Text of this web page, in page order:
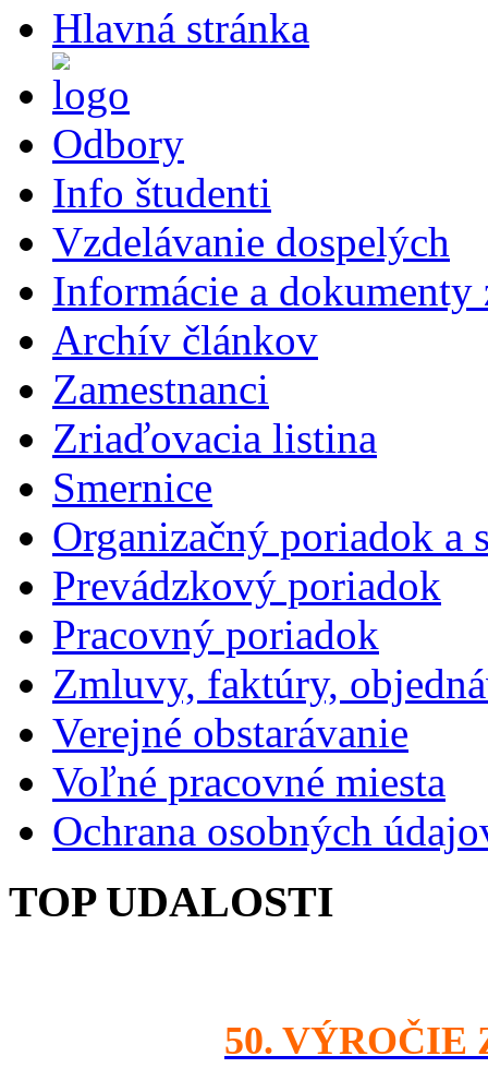
Hlavná stránka
Odbory
Info študenti
Vzdelávanie dospelých
Informácie a
Archív článkov
Zamestnanci
Zriaďovacia listina
Smernice
Organizačný poriadok a
Prevádzkový poriadok
Pracovný poriadok
Zmluvy, faktúry,
Verejné obstarávanie
Voľné pracovné miesta
Ochrana osobných
TOP UDALOSTI
50. VÝROČIE